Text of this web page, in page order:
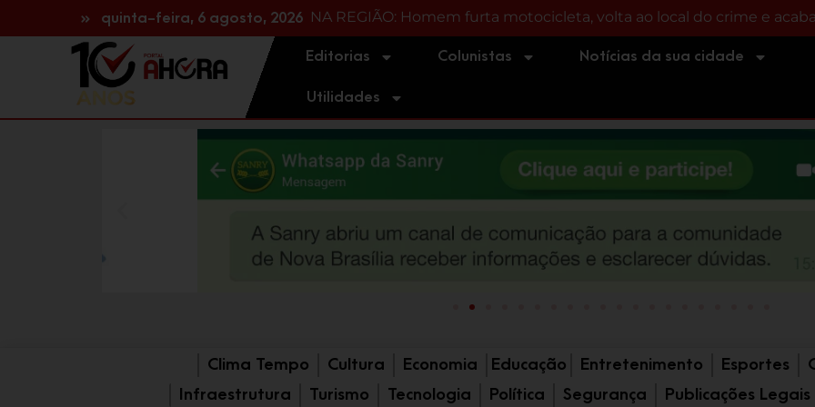
quinta-feira, 6 agosto, 2026 NA REGIÃO: Homem furta motocicleta, volta ao local do crime e acaba
Durante fuga da PM, suspeito arremessa pochete com arma e acaba
Editorias Colunistas Notícias da sua cidade
Utilidades
Clima Tempo Cultura Economia Educação Entretenimento Esportes
Infraestrutura
Turismo Tecnologia Política Segurança Publicações Legais